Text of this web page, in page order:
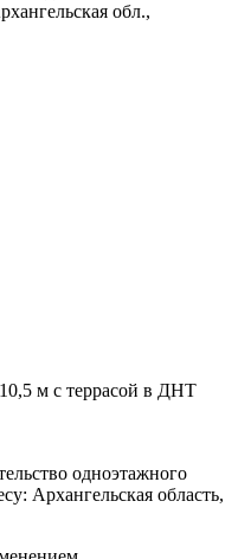
обл.,
м с террасой в ДНТ
одноэтажного
Архангельская область,